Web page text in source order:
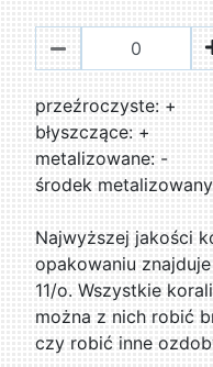
przeźroczyste: +
błyszczące: +
metalizowane: -
środek
Najwyższej jakości
opakowaniu
11/o. Wszystkie
można z nich robić
czy robić inne